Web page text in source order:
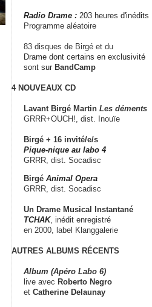
Radio Drame : 203 heures d'inédits
Programme aléatoire
83 disques de Birgé et du
Drame dont certains en exclusivité
sont sur BandCamp
4 NOUVEAUX CD
Lavant Birgé Martin Les déments
GRRR+OUCH!, dist. Inouïe
Birgé + 16 invité/e/s
Pique-nique au labo 4
GRRR, dist. Socadisc
Birgé Animal Opera
GRRR, dist. Socadisc
Un Drame Musical Instantané
TCHAK, inédit enregistré
en 2000, label Klanggalerie
AUTRES ALBUMS RÉCENTS
Album (Apéro Labo 6)
live avec Roberto Negro
et Catherine Delaunay